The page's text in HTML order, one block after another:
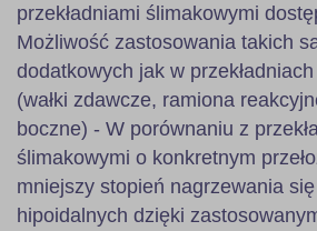
przekładniami ślimakowymi
Możliwość zastosowania takich
dodatkowych jak w
(wałki zdawcze, ramiona
boczne) - W porównaniu z
ślimakowymi o konkretnym
mniejszy stopień nagrzewania się
hipoidalnych dzięki